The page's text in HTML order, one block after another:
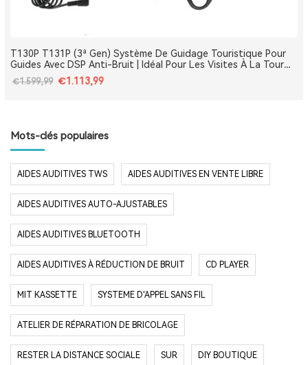
T130P T131P (3ª Gen) Système De Guidage Touristique Pour
Guides Avec DSP Anti-Bruit | Idéal Pour Les Visites À La Tour
Eiffel, Le Louvre, Versailles Et Les Monuments De France
€1.599,99 €1.113,99
Mots-clés populaires
AIDES AUDITIVES TWS AIDES AUDITIVES EN VENTE LIBRE
AIDES AUDITIVES AUTO-AJUSTABLES
AIDES AUDITIVES BLUETOOTH
AIDES AUDITIVES À RÉDUCTION DE BRUIT CD PLAYER
MIT KASSETTE SYSTEME D'APPEL SANS FIL
ATELIER DE RÉPARATION DE BRICOLAGE
RESTER LA DISTANCE SOCIALE SUR DIY BOUTIQUE